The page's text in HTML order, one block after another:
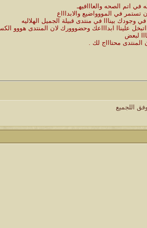
في اتم الصحه والعااافيهـ
في المووواضيع والابداااع
وجودك بينااا في منتدى قبيلة الجميل الهلاليه
عليناا ابداااعك وحضووورك لان المنتدى هووو
لبعض
محتاااج لك .
اللجميع